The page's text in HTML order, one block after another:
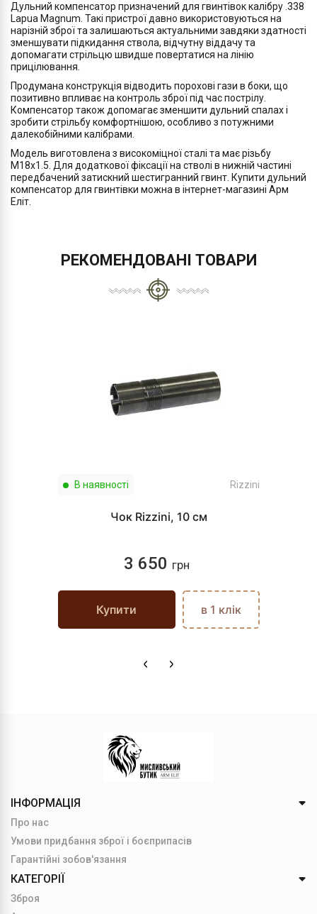
Дульний компенсатор призначений для гвинтівок калібру .338
Lapua Magnum. Такі пристрої давно використовуються на
нарізній зброї та залишаються актуальними завдяки здатності
зменшувати підкидання ствола, відчутну віддачу та
допомагати стрільцю швидше повертатися на лінію
прицілювання.
Продумана конструкція відводить порохові гази в боки, що
позитивно впливає на контроль зброї під час пострілу.
Компенсатор також допомагає зменшити дульний спалах і
зробити стрільбу комфортнішою, особливо з потужними
далекобійними калібрами.
Модель виготовлена з високоміцної сталі та має різьбу
М18х1.5. Для додаткової фіксації на стволі в нижній частині
передбачений затискний шестигранний гвинт. Купити дульний
компенсатор для гвинтівки можна в інтернет-магазині Арм
Еліт.
РЕКОМЕНДОВАНІ ТОВАРИ
В наявності Rizzini
Чок Rizzini, 10 см
3 650 грн
Купити в 1 клік
ІНФОРМАЦІЯ
Про нас
Умови придбання зброї і боєприпасів
Гарантійні зобов'язання
КАТЕГОРІЇ
Зброя